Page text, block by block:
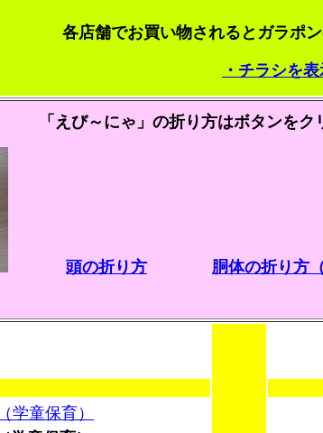
各店舗でお買い物されるとガラポ
・チラシを表
「えび～にゃ」の折り方はボタンを
頭の折り方 胴体の折り方（
（学童保育）